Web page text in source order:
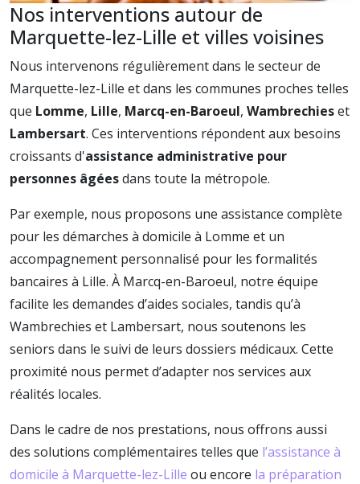
Nos interventions autour de
Marquette-lez-Lille et villes voisines
Nous intervenons régulièrement dans le secteur de
Marquette-lez-Lille et dans les communes proches telles
que Lomme, Lille, Marcq-en-Baroeul, Wambrechieset
Lambersart. Ces interventions répondent aux besoins
croissants d'assistance administrative pour
personnes âgéesdans toute la métropole.
Par exemple, nous proposons une assistance complète
pour les démarches à domicile à Lomme et un
accompagnement personnalisé pour les formalités
bancaires à Lille. À Marcq-en-Baroeul, notre équipe
facilite les demandes d’aides sociales, tandis qu’à
Wambrechies et Lambersart, nous soutenons les
seniors dans le suivi de leurs dossiers médicaux. Cette
proximité nous permet d’adapter nos services aux
réalités locales.
Dans le cadre de nos prestations, nous offrons aussi
des solutions complémentaires telles que l’assistance à
domicile à Marquette-lez-Lille ou encore la préparation